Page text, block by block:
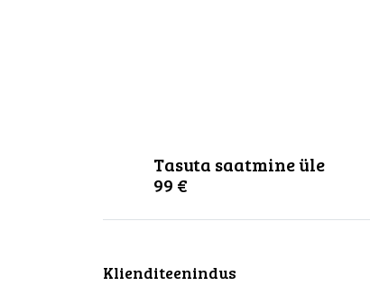
Tasuta saatmine üle
99 €
Klienditeenindus